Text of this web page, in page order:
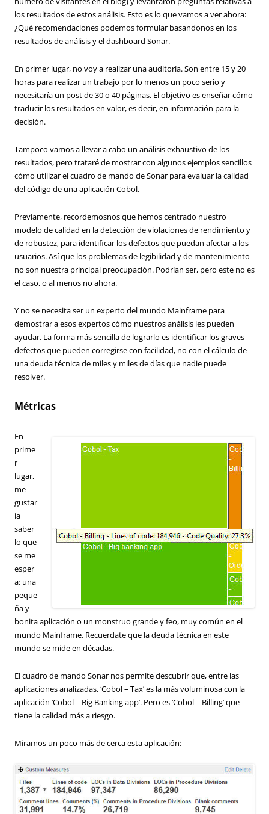
los resultados de estos análisis. Esto es lo que vamos a ver ahora:
¿Qué recomendaciones podemos formular basandonos en los
resultados de análisis y el dashboard Sonar.
En primer lugar, no voy a realizar una auditoría. Son entre 15 y 20
horas para realizar un trabajo por lo menos un poco serio y
necesitaría un post de 30 o 40 páginas. El objetivo es enseñar cómo
traducir los resultados en valor, es decir, en información para la
decisión.
Tampoco vamos a llevar a cabo un análisis exhaustivo de los
resultados, pero trataré de mostrar con algunos ejemplos sencillos
cómo utilizar el cuadro de mando de Sonar para evaluar la calidad
del código de una aplicación Cobol.
Previamente, recordemosnos que hemos centrado nuestro
modelo de calidad en la detección de violaciones de rendimiento y
de robustez, para identificar los defectos que puedan afectar a los
usuarios. Así que los problemas de legibilidad y de mantenimiento
no son nuestra principal preocupación. Podrían ser, pero este no es
el caso, o al menos no ahora.
Y no se necesita ser un experto del mundo Mainframe para
demostrar a esos expertos cómo nuestros análisis les pueden
ayudar. La forma más sencilla de lograrlo es identificar los graves
defectos que pueden corregirse con facilidad, no con el cálculo de
una deuda técnica de miles y miles de días que nadie puede
resolver.
Métricas
En
prime
r
lugar,
me
gustar
ía
saber
lo que
se me
esper
a: una
peque
ña y
bonita aplicación o un monstruo grande y feo, muy común en el
mundo Mainframe. Recuerdate que la deuda técnica en este
mundo se mide en décadas.
El cuadro de mando Sonar nos permite descubrir que, entre las
aplicaciones analizadas, ‘Cobol – Tax’ es la más voluminosa con la
aplicación ‘Cobol – Big Banking app’. Pero es ‘Cobol – Billing’ que
tiene la calidad más a riesgo.
Miramos un poco más de cerca esta aplicación: